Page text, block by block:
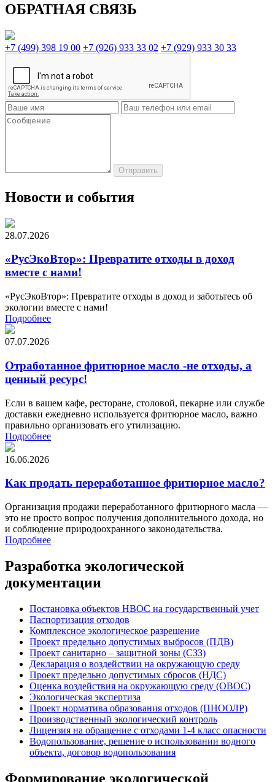
ОБРАТНАЯ СВЯЗЬ
+7 (499) 398 19 00 +7 (926) 933 33 02 +7 (929) 933 30 33
Новости и события
28.07.2026
«РусЭкоВтор»: Превратите отходы в доход
вместе с нами!
«РусЭкоВтор»: Превратите отходы в доход и заботьтесь об
экологии вместе с нами!
Подробнее
07.07.2026
Отработанное фритюрное масло -не отходы, а
ценный ресурс!
Если в вашем кафе, ресторане, столовой, пекарне или службе
доставки ежедневно используется фритюрное масло, важно
правильно организовать его утилизацию.
Подробнее
16.06.2026
Как продать переработанное фритюрное масло?
Организация продажи переработанного фритюрного масла —
это не просто вопрос получения дополнительного дохода, но
и соблюдение природоохранного законодательства.
Подробнее
Разработка экологической
документации
Постановка объектов НВОС на государственный учет
Паспортизация отходов
Комплексное экологическое разрешение
Проект предельно допустимых выбросов (ПДВ)
Проект санитарно – защитной зоны (СЗЗ)
Декларация о воздействии на окружающую среду
Проект предельно допустимых сбросов (НДС)
Оценка воздействия на окружающую среду (ОВОС)
Экологическая экспертиза
Проект норматива образования отходов (ПНООЛР)
Производственный экологический контроль
Лицензия на обращение с отходами 1-4 класс опасности
Водопользование, решение о использовании водного
объекта, договор водопользования
Формирование экологической